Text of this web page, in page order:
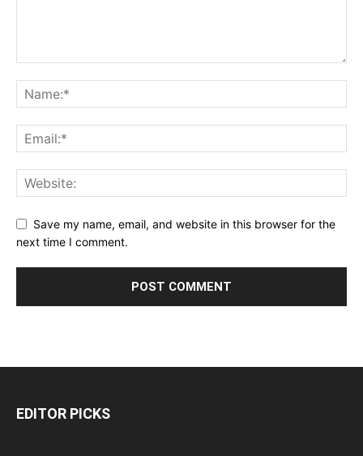
Save my name, email, and website in this browser for the
next time I comment.
EDITOR PICKS